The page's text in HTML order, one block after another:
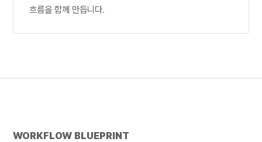
흐름을 함께 만듭니다.
WORKFLOW BLUEPRINT